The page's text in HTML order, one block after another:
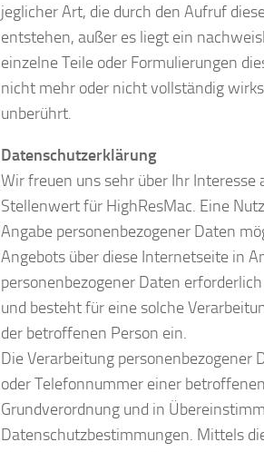
jeglicher Art, die durch den Aufruf
entstehen, außer es liegt ein
einzelne Teile oder Formulierungen
nicht mehr oder nicht vollständig
unberührt.
Datenschutzerklärung
Wir freuen uns sehr über Ihr
Stellenwert für HighResMac. Eine
Angabe personenbezogener Daten
Angebots über diese Internetseite in
personenbezogener Daten
und besteht für eine solche
der betroffenen Person ein.
Die Verarbeitung
oder Telefonnummer einer
Grundverordnung und in
Datenschutzbestimmungen. Mittels